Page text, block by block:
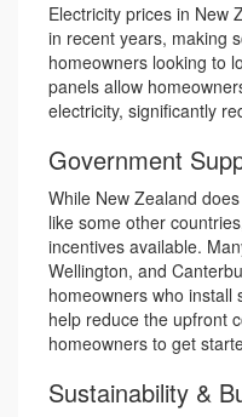
Electricity prices in New
in recent years, making
homeowners looking to
panels allow
electricity, significantly
Government
While New Zealand
like some other
incentives available.
Wellington, and
homeowners who install
help reduce the upfront
homeowners to get
Sustainability &